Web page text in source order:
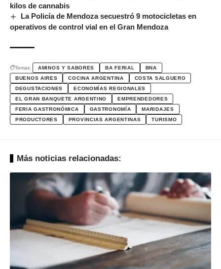
kilos de cannabis
La Policía de Mendoza secuestró 9 motocicletas en
operativos de control vial en el Gran Mendoza
Temas: AMINOS Y SABORES BA FERIAL
BNA
BUENOS AIRES
COCINA ARGENTINA
COSTA SALGUERO
DEGUSTACIONES
ECONOMÍAS REGIONALES
EL GRAN BANQUETE ARGENTINO
EMPRENDEDORES
FERIA GASTRONÓMICA
GASTRONOMÍA
MARIDAJES
PRODUCTORES
PROVINCIAS ARGENTINAS TURISMO
Más noticias relacionadas: